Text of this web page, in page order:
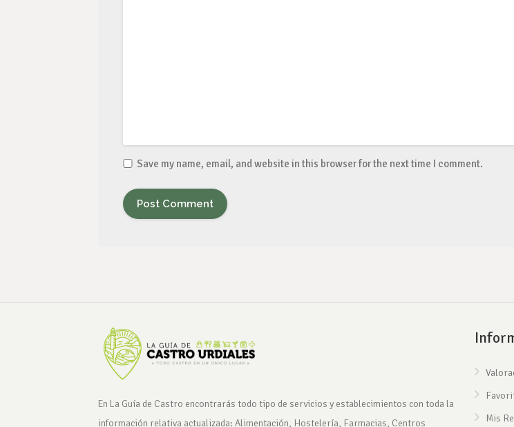
Save my name, email, and website in this browser for the next time I comment.
En La Guía de Castro encontrarás todo tipo de servicios y establecimientos con toda la
información relativa actualizada: Alimentación, Hostelería, Farmacias, Centros
Mis